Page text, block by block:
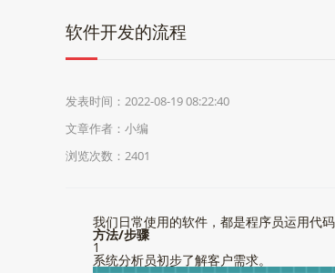
软件开发的流程
发表时间：2022-08-19 08:22:40
文章作者：小编
浏览次数： 2401
我们日常使用的软件，都是程序员运用代
方法/步骤
1
系统分析员初步了解客户需求。